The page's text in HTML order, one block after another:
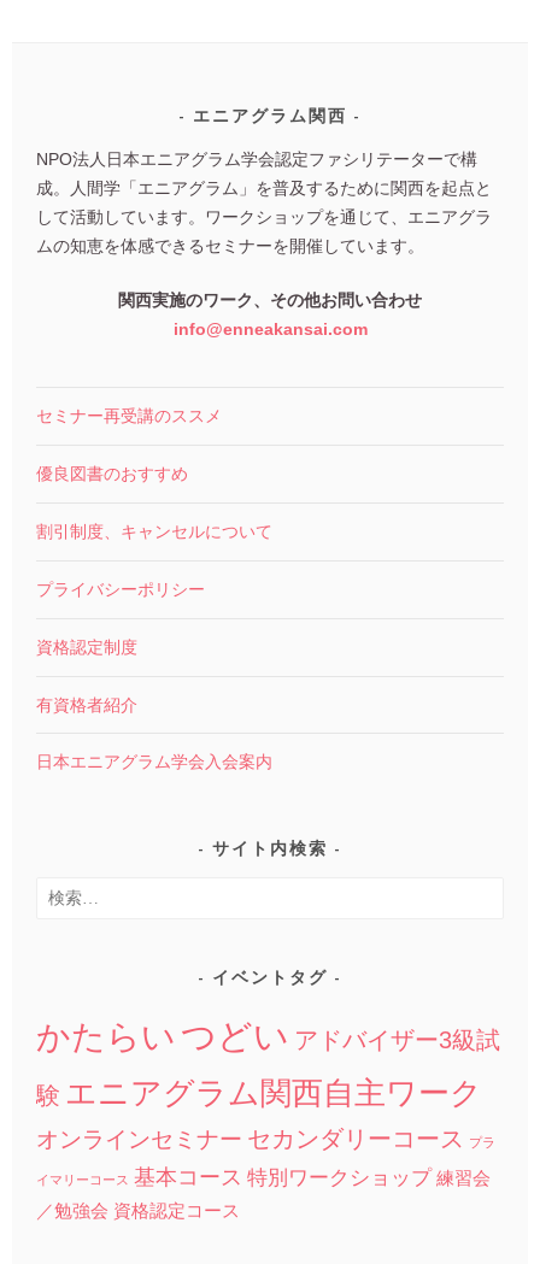
エニアグラム関西
NPO法人日本エニアグラム学会認定ファシリテーターで構
成。人間学「エニアグラム」を普及するために関西を起点と
して活動しています。ワークショップを通じて、エニアグラ
ムの知恵を体感できるセミナーを開催しています。
関西実施のワーク、その他お問い合わせ
info@enneakansai.com
セミナー再受講のススメ
優良図書のおすすめ
割引制度、キャンセルについて
プライバシーポリシー
資格認定制度
有資格者紹介
日本エニアグラム学会入会案内
サイト内検索
検
イベントタグ
かたらい つどい アドバイザー3級試
験 エニアグラム関西自主ワーク
オンラインセミナー セカンダリーコース プラ
イマリーコース 基本コース 特別ワークショップ 練習会
／勉強会 資格認定コース